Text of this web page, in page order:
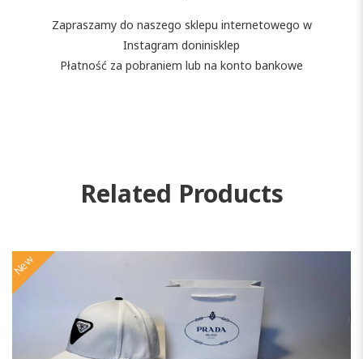
Zapraszamy do naszego sklepu internetowego w
Instagram doninisklep
Płatność za pobraniem lub na konto bankowe
Related Products
New